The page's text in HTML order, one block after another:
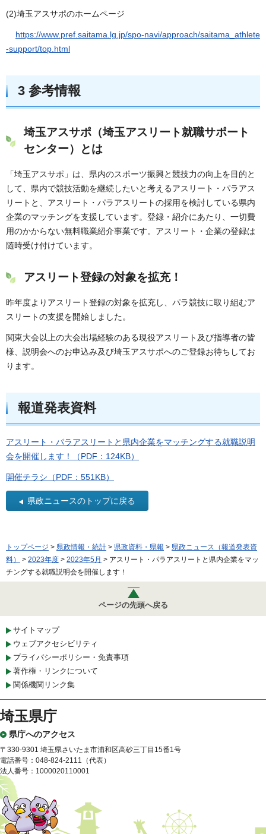
(2)埼玉アスサポのホームページ
https://www.pref.saitama.lg.jp/spo-navi/approach/saitama_athlete
-support/top.html
3 参考情報
埼玉アスサポ（埼玉アスリート就職サポート
センター）とは
「埼玉アスサポ」は、県内のスポーツ振興と競技力の向上を目的と
して、県内で競技活動を継続したいと考えるアスリート・パラアス
リートと、アスリート・パラアスリートの採用を検討している県内
企業のマッチングを支援しています。登録・紹介にあたり、一切費
用のかからない無料職業紹介事業です。アスリート・企業の登録は
随時受け付けています。
アスリート登録の対象を拡充！
昨年度よりアスリート登録の対象を拡充し、パラ競技に取り組むア
スリートの支援を開始しました。
関東大会以上の大会出場経験のある現役アスリート及び指導者の皆
様、説明会へのお申込み及び埼玉アスサポへのご登録お待ちしてお
ります。
報道発表資料
アスリート・パラアスリートと県内企業をマッチングする就職説明
会を開催します！（PDF：124KB）
開催チラシ（PDF：551KB）
県政ニュースのトップに戻る
トップページ > 県政情報・統計 > 県政資料・県報 > 県政ニュース（報道発表資
料）
> 2023年度 > 2023年5月 > アスリート・パラアスリートと県内企業をマッ
チングする就職説明会を開催します！
ページの先頭へ戻る
サイトマップ
ウェブアクセシビリティ
プライバシーポリシー・免責事項
著作権・リンクについて
関係機関リンク集
埼玉県庁
県庁へのアクセス
〒330-9301 埼玉県さいたま市浦和区高砂三丁目15番1号
電話番号：048-824-2111（代表）
法人番号：1000020110001